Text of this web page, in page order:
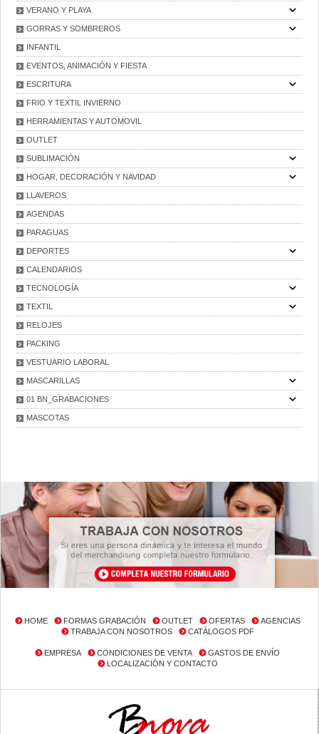
VERANO Y PLAYA
GORRAS Y SOMBREROS
INFANTIL
EVENTOS, ANIMACIÓN Y FIESTA
ESCRITURA
FRIO Y TEXTIL INVIERNO
HERRAMIENTAS Y AUTOMOVIL
OUTLET
SUBLIMACIÓN
HOGAR, DECORACIÓN Y NAVIDAD
LLAVEROS
AGENDAS
PARAGUAS
DEPORTES
CALENDARIOS
TECNOLOGÍA
TEXTIL
RELOJES
PACKING
VESTUARIO LABORAL
MASCARILLAS
01 BN_GRABACIONES
MASCOTAS
HOME FORMAS GRABACIÓN OUTLET OFERTAS
AGENCIAS
TRABAJA CON NOSOTROS
CATÁLOGOS PDF
EMPRESA CONDICIONES DE VENTA
GASTOS DE ENVÍO
LOCALIZACIÓN Y CONTACTO